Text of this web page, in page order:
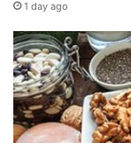
ngày. Khi
việc đang làm
Bạn có thể tự
1 day ago